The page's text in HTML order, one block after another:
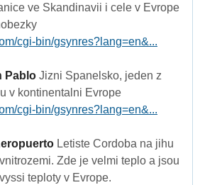
ve Skandinavii i cele v Evrope
cgi-bin/gsynres?lang=en&...
Pablo Jizni Spanelsko, jeden z
v kontinentalni Evrope
cgi-bin/gsynres?lang=en&...
Letiste Cordoba na jihu
Zde je velmi teplo a jsou
teploty v Evrope.